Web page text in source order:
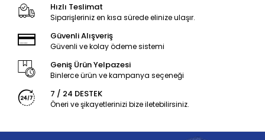
Hızlı Teslimat
Siparişleriniz en kısa sürede elinize ulaşır.
Güvenli Alışveriş
Güvenli ve kolay ödeme sistemi
Geniş Ürün Yelpazesi
Binlerce ürün ve kampanya seçeneği
7 / 24 DESTEK
Öneri ve şikayetlerinizi bize iletebilirsiniz.